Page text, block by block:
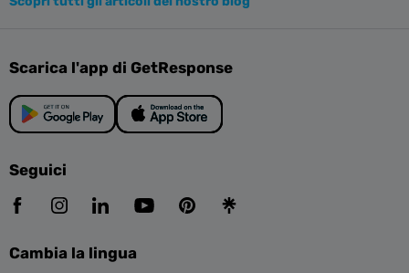
Scarica l'app di GetResponse
Seguici
Cambia la lingua